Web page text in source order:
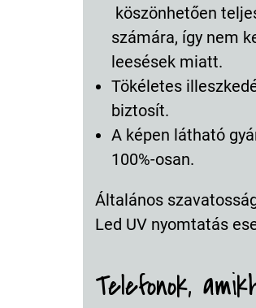
köszönhetően
számára, így nem
leesések miatt.
Tökéletes
biztosít.
A képen látható
100%-osan.
Általános
Led UV nyomtatás
Telefonok,